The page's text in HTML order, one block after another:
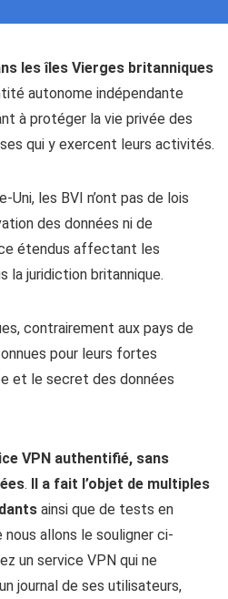
les îles Vierges britanniques
autonome indépendante
à protéger la vie privée des
qui y exercent leurs activités.
Uni, les BVI n’ont pas de lois
des données ni de
étendus affectant les
la juridiction britannique.
contrairement aux pays de
pour leurs fortes
et le secret des données
VPN authentifié, sans
. Il a fait l’objet de multiples
ainsi que de tests en
allons le souligner ci-
un service VPN qui ne
journal de ses utilisateurs,